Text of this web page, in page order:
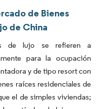
de Bienes
de China
de lujo se refieren a
para la ocupación
y de tipo resort con
raíces residenciales de
el de simples viviendas;